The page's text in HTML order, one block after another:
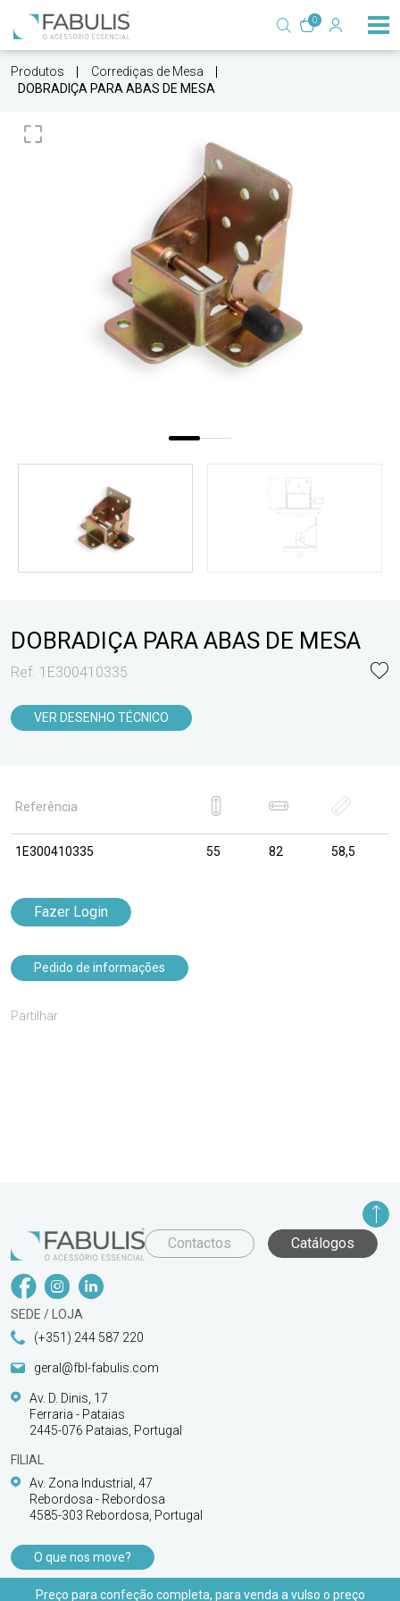
0
Produtos
Corrediças de Mesa
DOBRADIÇA PARA ABAS DE MESA
DOBRADIÇA PARA ABAS DE MESA
Ref. 1E300410335
VER DESENHO TÉCNICO
Referência
1E300410335 55 82 58,5
Fazer Login
Pedido de informações
Partilhar
Contactos Catálogos
SEDE / LOJA
(+351) 244 587 220
geral@fbl-fabulis.com
Av. D. Dinis, 17
Ferraria - Pataias
2445-076 Pataias, Portugal
FILIAL
Av. Zona Industrial, 47
Rebordosa - Rebordosa
4585-303 Rebordosa, Portugal
O que nos move?
PRODUTOS
Preço para confeção completa, para venda a vulso o preço